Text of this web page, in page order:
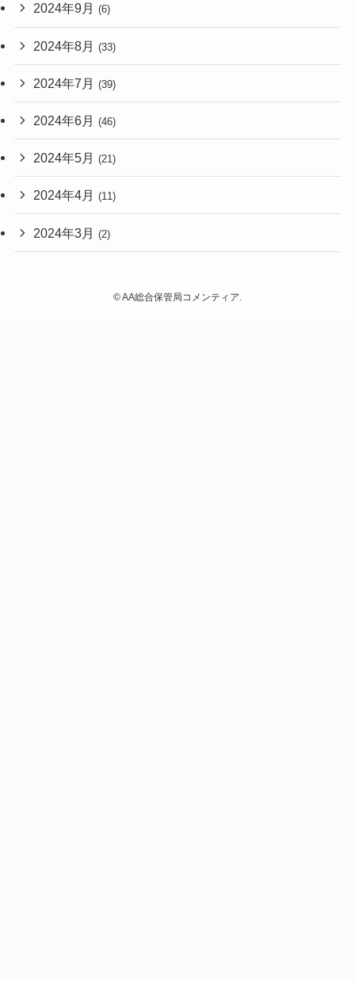
2024年9月 (6)
2024年8月 (33)
2024年7月 (39)
2024年6月 (46)
2024年5月 (21)
2024年4月 (11)
2024年3月 (2)
©AA総合保管局コメンティア.